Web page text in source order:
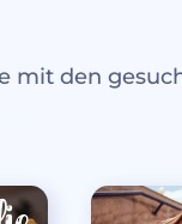
mit den